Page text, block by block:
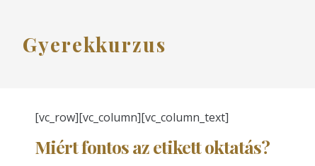
Gyerekkurzus
[vc_row][vc_column][vc_column_text]
Miért fontos az etikett oktatás?